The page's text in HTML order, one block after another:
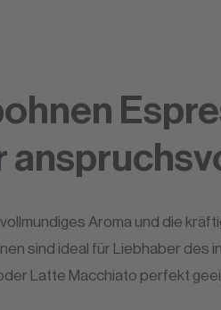
Aroma und die
sind ideal für Liebhaber des
Latte Macchiato perfekt